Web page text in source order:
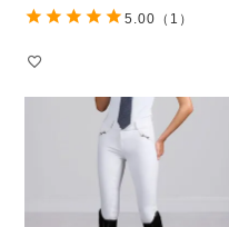
5.00 （1）